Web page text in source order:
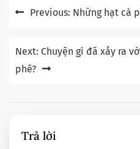
Previous: Những hạt cà
Next: Chuyện gì đã xảy ra
phê?
Trả lời